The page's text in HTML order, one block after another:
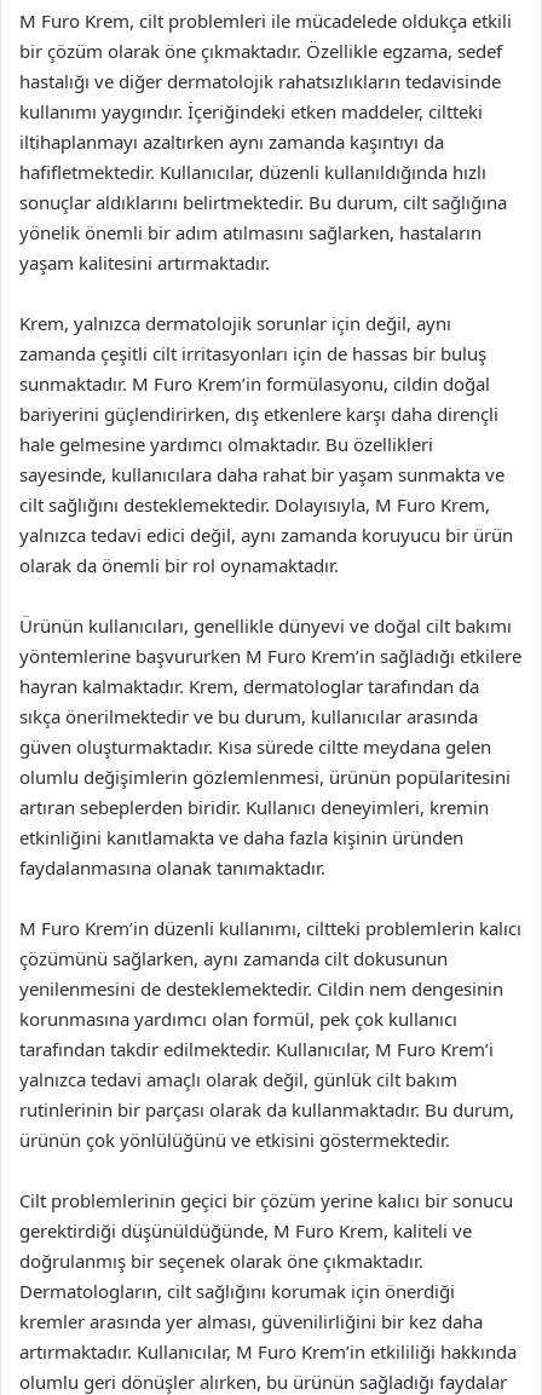
M Furo Krem, cilt problemleri ile mücadelede oldukça etkili
bir çözüm olarak öne çıkmaktadır. Özellikle egzama, sedef
hastalığı ve diğer dermatolojik rahatsızlıkların tedavisinde
kullanımı yaygındır. İçeriğindeki etken maddeler, ciltteki
iltihaplanmayı azaltırken aynı zamanda kaşıntıyı da
hafifletmektedir. Kullanıcılar, düzenli kullanıldığında hızlı
sonuçlar aldıklarını belirtmektedir. Bu durum, cilt sağlığına
yönelik önemli bir adım atılmasını sağlarken, hastaların
yaşam kalitesini artırmaktadır.
Krem, yalnızca dermatolojik sorunlar için değil, aynı
zamanda çeşitli cilt irritasyonları için de hassas bir buluş
sunmaktadır. M Furo Krem’in formülasyonu, cildin doğal
bariyerini güçlendirirken, dış etkenlere karşı daha dirençli
hale gelmesine yardımcı olmaktadır. Bu özellikleri
sayesinde, kullanıcılara daha rahat bir yaşam sunmakta ve
cilt sağlığını desteklemektedir. Dolayısıyla, M Furo Krem,
yalnızca tedavi edici değil, aynı zamanda koruyucu bir ürün
olarak da önemli bir rol oynamaktadır.
Ürünün kullanıcıları, genellikle dünyevi ve doğal cilt bakımı
yöntemlerine başvururken M Furo Krem’in sağladığı etkilere
hayran kalmaktadır. Krem, dermatologlar tarafından da
sıkça önerilmektedir ve bu durum, kullanıcılar arasında
güven oluşturmaktadır. Kısa sürede ciltte meydana gelen
olumlu değişimlerin gözlemlenmesi, ürünün popülaritesini
artıran sebeplerden biridir. Kullanıcı deneyimleri, kremin
etkinliğini kanıtlamakta ve daha fazla kişinin üründen
faydalanmasına olanak tanımaktadır.
M Furo Krem’in düzenli kullanımı, ciltteki problemlerin kalıcı
çözümünü sağlarken, aynı zamanda cilt dokusunun
yenilenmesini de desteklemektedir. Cildin nem dengesinin
korunmasına yardımcı olan formül, pek çok kullanıcı
tarafından takdir edilmektedir. Kullanıcılar, M Furo Krem’i
yalnızca tedavi amaçlı olarak değil, günlük cilt bakım
rutinlerinin bir parçası olarak da kullanmaktadır. Bu durum,
ürünün çok yönlülüğünü ve etkisini göstermektedir.
Cilt problemlerinin geçici bir çözüm yerine kalıcı bir sonucu
gerektirdiği düşünüldüğünde, M Furo Krem, kaliteli ve
doğrulanmış bir seçenek olarak öne çıkmaktadır.
Dermatologların, cilt sağlığını korumak için önerdiği
kremler arasında yer alması, güvenilirliğini bir kez daha
artırmaktadır. Kullanıcılar, M Furo Krem’in etkililiği hakkında
olumlu geri dönüşler alırken, bu ürünün sağladığı faydalar